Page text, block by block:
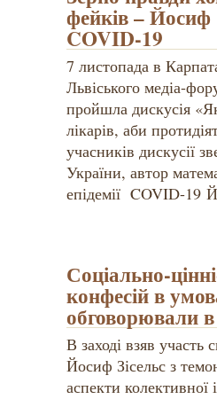
фейків – Йосиф
COVID-19
7 листопада в
Львіського медіа-
пройшла дискусія
лікарів, аби
учасників дискусії
України, автор
епідемії COVID-19
Соціально-
конфесій в
обговорювали
В заході взяв участь
Йосиф Зісельс з
аспекти колективної